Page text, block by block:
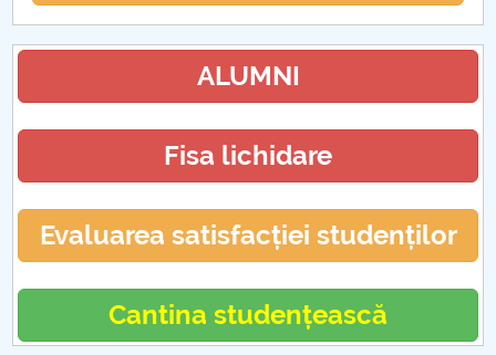
ALUMNI
Fisa lichidare
Evaluarea satisfacției studenților
Cantina studențească